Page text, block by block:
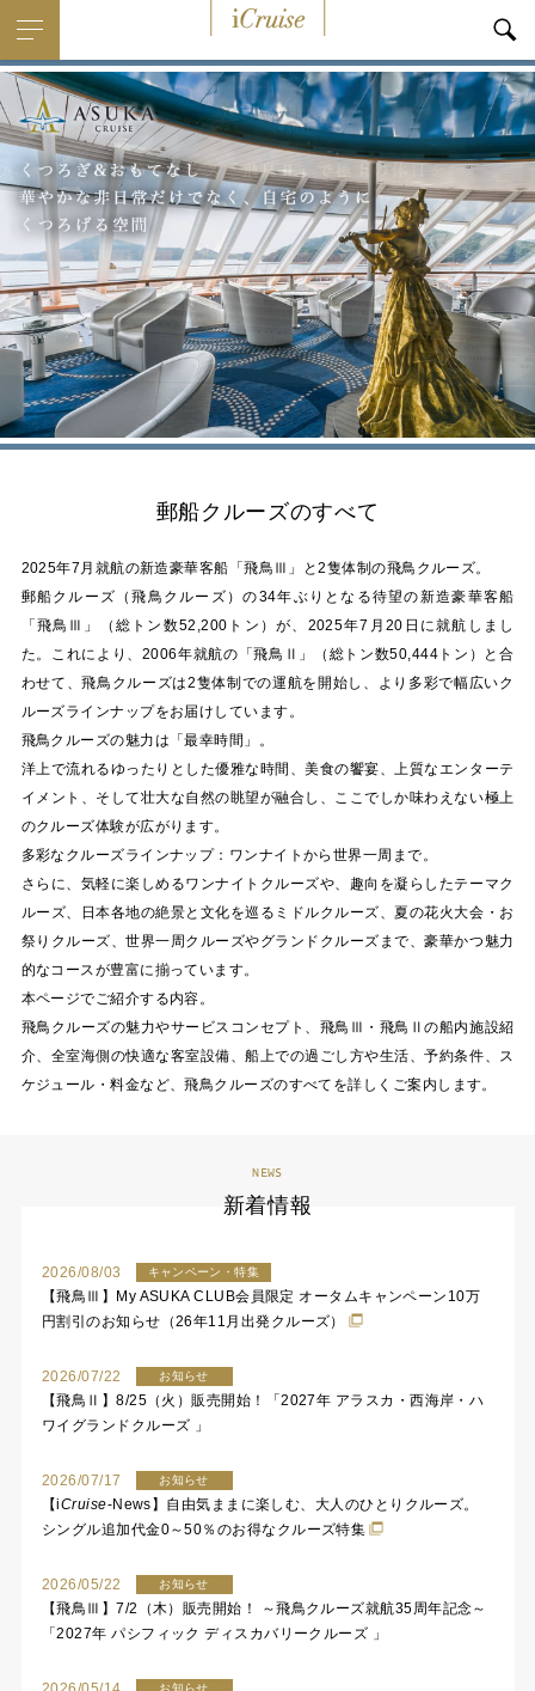
郵船クルーズのすべて
2025年7月就航の新造豪華客船「飛鳥Ⅲ」と2隻体制の飛鳥クルーズ。
郵船クルーズ（飛鳥クルーズ）の34年ぶりとなる待望の新造豪華客船
「飛鳥Ⅲ」（総トン数52,200トン）が、2025年7月20日に就航しまし
た。これにより、2006年就航の「飛鳥Ⅱ」（総トン数50,444トン）と合
わせて、飛鳥クルーズは2隻体制での運航を開始し、より多彩で幅広いク
ルーズラインナップをお届けしています。
飛鳥クルーズの魅力は「最幸時間」。
洋上で流れるゆったりとした優雅な時間、美食の饗宴、上質なエンターテ
イメント、そして壮大な自然の眺望が融合し、ここでしか味わえない極上
のクルーズ体験が広がります。
多彩なクルーズラインナップ：ワンナイトから世界一周まで。
さらに、気軽に楽しめるワンナイトクルーズや、趣向を凝らしたテーマク
ルーズ、日本各地の絶景と文化を巡るミドルクルーズ、夏の花火大会・お
祭りクルーズ、世界一周クルーズやグランドクルーズまで、豪華かつ魅力
的なコースが豊富に揃っています。
本ページでご紹介する内容。
飛鳥クルーズの魅力やサービスコンセプト、飛鳥Ⅲ・飛鳥Ⅱの船内施設紹
介、全室海側の快適な客室設備、船上での過ごし方や生活、予約条件、ス
ケジュール・料金など、飛鳥クルーズのすべてを詳しくご案内します。
NEWS
新着情報
2026/08/03 キャンペーン・特集
【飛鳥Ⅲ】My ASUKA CLUB会員限定 オータムキャンペーン10万
円割引のお知らせ（26年11月出発クルーズ）
2026/07/22 お知らせ
【飛鳥Ⅱ】8/25（火）販売開始！「2027年 アラスカ・西海岸・ハ
ワイグランドクルーズ 」
2026/07/17 お知らせ
【iCruise-News】自由気ままに楽しむ、大人のひとりクルーズ。
シングル追加代金0～50％のお得なクルーズ特集
2026/05/22 お知らせ
【飛鳥Ⅲ】7/2（木）販売開始！ ～飛鳥クルーズ就航35周年記念～
「2027年 パシフィック ディスカバリークルーズ 」
お知らせ